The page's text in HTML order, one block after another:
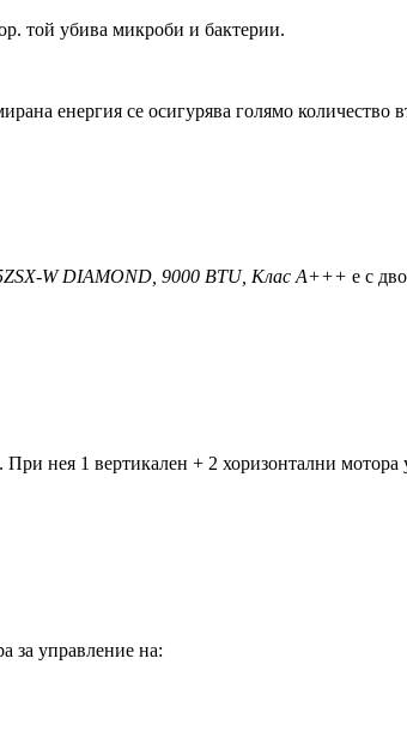
той убива микроби и бактерии.
енергия се осигурява голямо количество
W DIAMOND, 9000 BTU, Клас A+++ е с
нея 1 вертикален + 2 хоризонтални
за управление на: